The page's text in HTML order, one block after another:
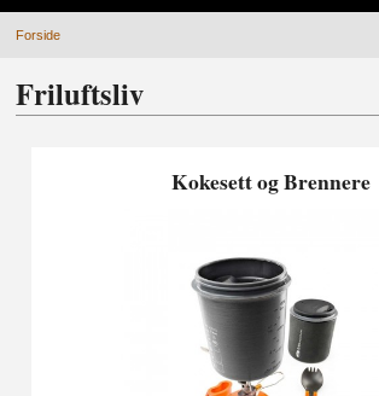
Forside
Friluftsliv
Kokesett og Brennere